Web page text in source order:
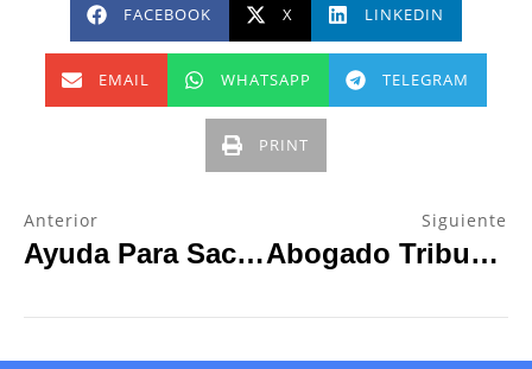
FACEBOOK X LINKEDIN
EMAIL WHATSAPP TELEGRAM
PRINT
Anterior
Ayuda Para Sacar Facturas Cuando El SII Te Bloquea
Siguiente
Abogado Tributario: ¿Qué Hace Y Cuándo Necesitas Uno?